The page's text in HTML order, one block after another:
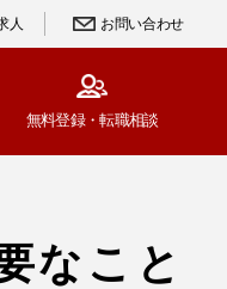
人 お問い合わせ
無料登録・転職相談
なこと